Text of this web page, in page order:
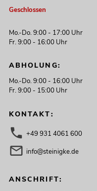
Geschlossen
Mo.-Do. 9:00 - 17:00 Uhr
Fr. 9:00 - 16:00 Uhr
ABHOLUNG:
Mo.-Do. 9:00 - 16:00 Uhr
Fr. 9:00 - 15:00 Uhr
KONTAKT:
+49 931 4061 600
info@steinigke.de
ANSCHRIFT: